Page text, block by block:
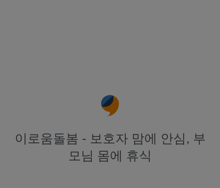
이로움돌봄 - 보호자 맘에 안심, 부
모님 몸에 휴식